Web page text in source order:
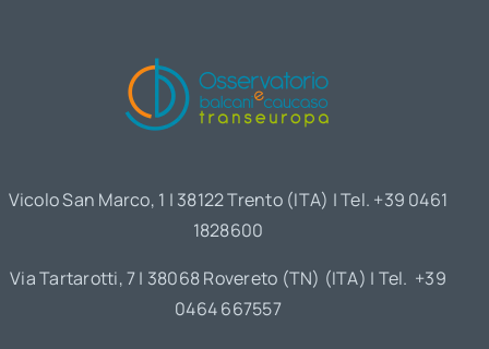
Vicolo San Marco, 1 | 38122 Trento (ITA) | Tel. +39 0461
1828600
Via Tartarotti, 7 | 38068 Rovereto (TN) (ITA) | Tel. +39
0464 667557